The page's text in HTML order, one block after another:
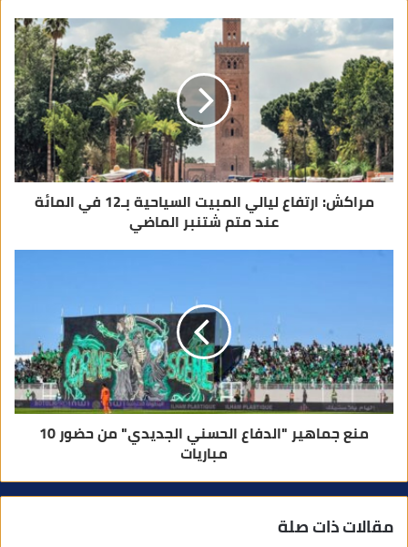
ا
ل
إ
ل
ك
ت
ر
و
ن
ي
مراكش: ارتفاع ليالي المبيت السياحية بـ12 في المائة
عند متم شتنبر الماضي
منع جماهير "الدفاع الحسني الجديدي" من حضور 10
مباريات
مقالات ذات صلة